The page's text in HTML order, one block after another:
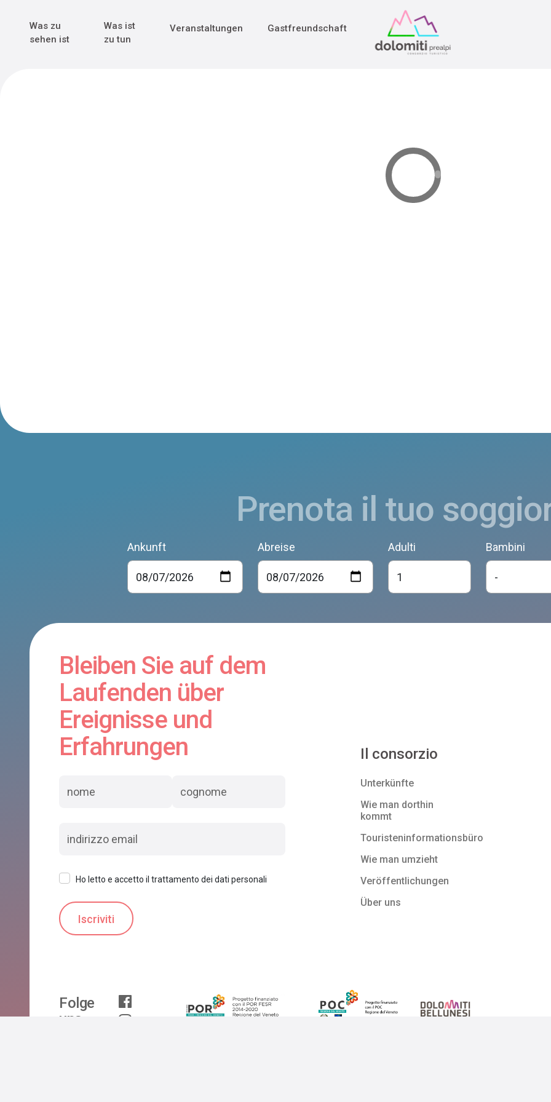
Main Navigation
Was zu
sehen ist
Was ist
zu tun
Veranstaltungen Gastfreundschaft
Prenota il tuo
Ankunft Abreise Adulti Bambini
Bleiben Sie auf dem
Laufenden über
Ereignisse und
Erfahrungen
Ho letto e accetto il trattamento dei dati personali
Il consorzio
Unterkünfte
Wie man dorthin
kommt
Touristeninformationsbüro
Wie man umzieht
Veröffentlichungen
Über uns
Folge
uns